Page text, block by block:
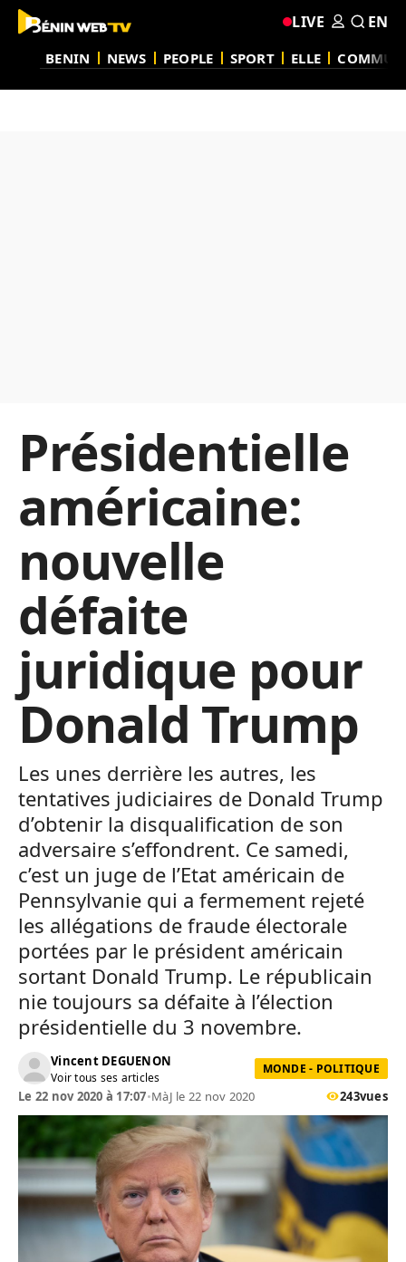
BENIN NEWS PEOPLE SPORT ELLE
LIVE EN
Présidentielle
américaine:
nouvelle
défaite
juridique pour
Donald Trump
Les unes derrière les autres, les
tentatives judiciaires de Donald Trump
d’obtenir la disqualification de son
adversaire s’effondrent. Ce samedi,
c’est un juge de l’Etat américain de
Pennsylvanie qui a fermement rejeté
les allégations de fraude électorale
portées par le président américain
sortant Donald Trump. Le républicain
nie toujours sa défaite à l’élection
présidentielle du 3 novembre.
Vincent DEGUENON
Voir tous ses articles
MONDE - POLITIQUE
Le 22 nov 2020 à 17:07•MàJ le 22 nov 2020 243vues